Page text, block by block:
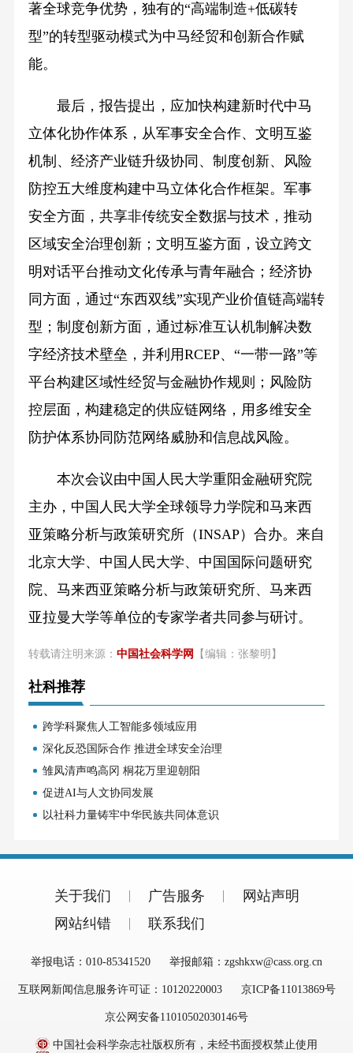
著全球竞争优势，独有的“高端制造+低碳转
型”的转型驱动模式为中马经贸和创新合作赋
能。
最后，报告提出，应加快构建新时代中马
立体化协作体系，从军事安全合作、文明互鉴
机制、经济产业链升级协同、制度创新、风险
防控五大维度构建中马立体化合作框架。军事
安全方面，共享非传统安全数据与技术，推动
区域安全治理创新；文明互鉴方面，设立跨文
明对话平台推动文化传承与青年融合；经济协
同方面，通过“东西双线”实现产业价值链高端转
型；制度创新方面，通过标准互认机制解决数
字经济技术壁垒，并利用RCEP、“一带一路”等
平台构建区域性经贸与金融协作规则；风险防
控层面，构建稳定的供应链网络，用多维安全
防护体系协同防范网络威胁和信息战风险。
本次会议由中国人民大学重阳金融研究院
主办，中国人民大学全球领导力学院和马来西
亚策略分析与政策研究所（INSAP）合办。来自
北京大学、中国人民大学、中国国际问题研究
院、马来西亚策略分析与政策研究所、马来西
亚拉曼大学等单位的专家学者共同参与研讨。
转载请注明来源： 中国社会科学网 【编辑：张黎明】
社科推荐
跨学科聚焦人工智能多领域应用
深化反恐国际合作 推进全球安全治理
雏凤清声鸣高冈 桐花万里迎朝阳
促进AI与人文协同发展
以社科力量铸牢中华民族共同体意识
关于我们 广告服务
网站声明
网站纠错
联系我们
举报电话：010-85341520 举报邮箱：zgshkxw@cass.org.cn
互联网新闻信息服务许可证：10120220003 京ICP备11013869号
京公网安备11010502030146号
中国社会科学杂志社版权所有，未经书面授权禁止使用